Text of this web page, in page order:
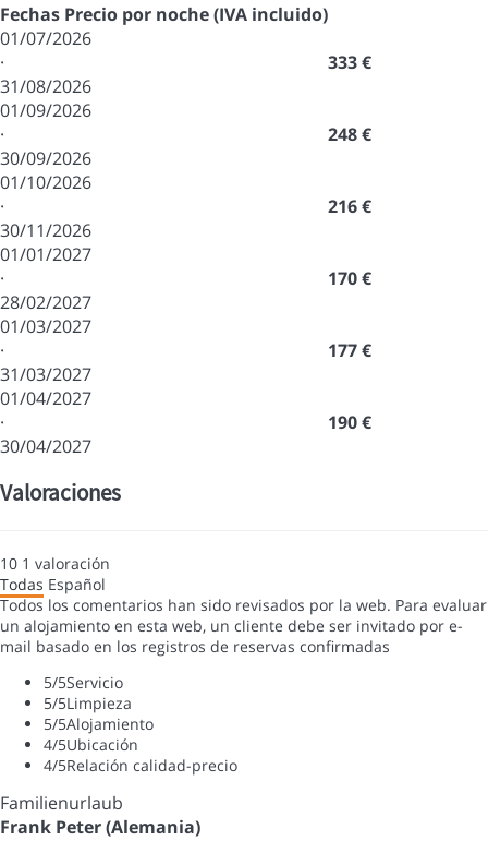
Fechas Precio por noche (IVA incluido)
01/07/2026
·
31/08/2026
333 €
01/09/2026
·
30/09/2026
248 €
01/10/2026
·
30/11/2026
216 €
01/01/2027
·
28/02/2027
170 €
01/03/2027
·
31/03/2027
177 €
01/04/2027
·
30/04/2027
190 €
Valoraciones
10 1 valoración
Todas Español
Todos los comentarios han sido revisados por la web. Para evaluar
un alojamiento en esta web, un cliente debe ser invitado por e-
mail basado en los registros de reservas confirmadas
5/5Servicio
5/5Limpieza
5/5Alojamiento
4/5Ubicación
4/5Relación calidad-precio
Familienurlaub
Frank Peter (Alemania)